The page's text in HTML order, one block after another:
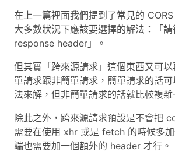
在上一篇裡面我們提到了常見的
大多數狀況下應該要選擇的解法：「請
response header」。
但其實「跨來源請求」這個東西又可
單請求跟非簡單請求，簡單請求的話
法來解，但非簡單請求的話就比較複雜
除此之外，跨來源請求預設是不會把
需要在使用 xhr 或是 fetch 的時候多
端也需要加一個額外的 header 才行。